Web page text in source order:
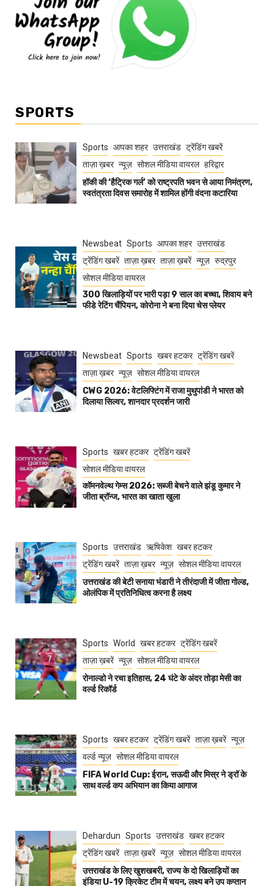
SPORTS
Sports आपका शहर उत्तराखंड ट्रेंडिंग खबरें
ताज़ा ख़बर न्यूज़ सोशल मीडिया वायरल हरिद्वार
हॉकी की ‘हैट्रिक गर्ल’ को राष्ट्रपति भवन से आया निमंत्रण,
स्वतंत्रता दिवस समारोह में शामिल होंगी वंदना कटारिया
Newsbeat Sports आपका शहर उत्तराखंड
ट्रेंडिंग खबरें ताज़ा ख़बर ताज़ा ख़बरें न्यूज़ रुद्रपुर
सोशल मीडिया वायरल
300 खिलाड़ियों पर भारी पड़ा 9 साल का बच्चा, शिवाय बने
फीडे रेटिंग चैंपियन, कोरोना ने बना दिया चेस प्लेयर
Newsbeat Sports खबर हटकर ट्रेंडिंग खबरें
ताज़ा ख़बर न्यूज़ सोशल मीडिया वायरल
CWG 2026: वेटलिफ्टिंग में राजा मुथुपांडी ने भारत को
दिलाया सिल्वर, शानदार प्रदर्शन जारी
Sports खबर हटकर ट्रेंडिंग खबरें
सोशल मीडिया वायरल
कॉमनवेल्थ गेम्स 2026: सब्जी बेचने वाले झंडू कुमार ने
जीता ब्रॉन्ज, भारत का खाता खुला
Sports उत्तराखंड ऋषिकेश खबर हटकर
ट्रेंडिंग खबरें ताज़ा ख़बर न्यूज़ सोशल मीडिया वायरल
उत्तराखंड की बेटी सनाया भंडारी ने तीरंदाजी में जीता गोल्ड,
ओलंपिक में प्रतिनिधित्व करना है लक्ष्य
Sports World खबर हटकर ट्रेंडिंग खबरें
ताज़ा ख़बरें न्यूज़ सोशल मीडिया वायरल
रोनाल्डो ने रचा इतिहास, 24 घंटे के अंदर तोड़ा मेसी का
वर्ल्ड रिकॉर्ड
Sports खबर हटकर ट्रेंडिंग खबरें ताज़ा ख़बरें न्यूज़
वर्ल्ड न्यूज़ सोशल मीडिया वायरल
FIFA World Cup: ईरान, सऊदी और मिस्र ने ड्रॉ के
साथ वर्ल्ड कप अभियान का किया आगाज
Dehardun Sports उत्तराखंड खबर हटकर
ट्रेंडिंग खबरें ताज़ा ख़बरें न्यूज़ सोशल मीडिया वायरल
उत्तराखंड के लिए खुशखबरी, राज्य के दो खिलाड़ियों का
इंडिया U-19 क्रिकेट टीम में चयन, लक्ष्य बने उप कप्तान